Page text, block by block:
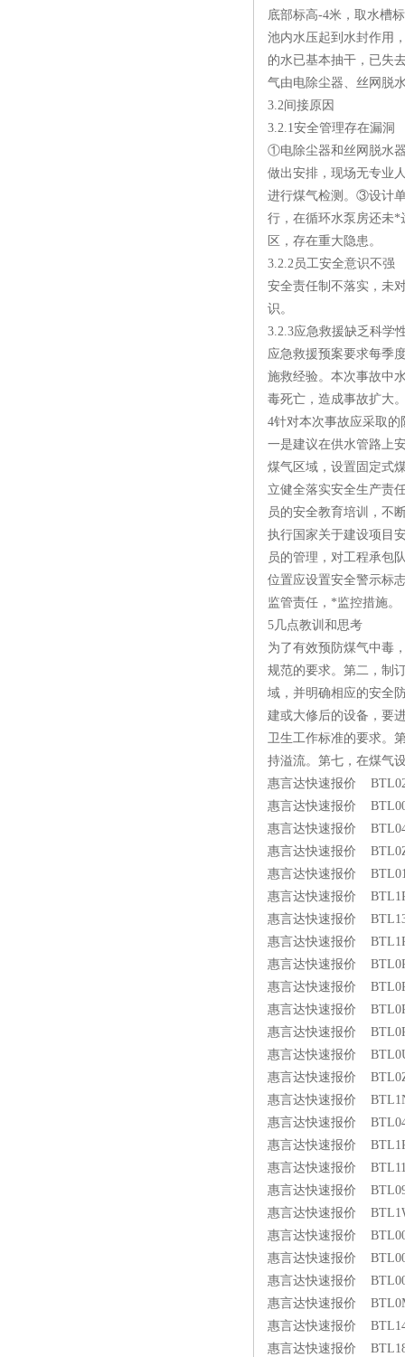
底部标高-4米，取水槽
池内水压起到水封作用
的水已基本抽干，已失
气由电除尘器、丝网脱
3.2间接原因
3.2.1安全管理存在漏洞
①电除尘器和丝网脱水
做出安排，现场无专业
进行煤气检测。③设计
行，在循环水泵房还未*
区，存在重大隐患。
3.2.2员工安全意识不强
安全责任制不落实，未
识。
3.2.3应急救援缺乏科学
应急救援预案要求每季
施救经验。本次事故中
毒死亡，造成事故扩大
4针对本次事故应采取的
一是建议在供水管路上
煤气区域，设置固定式
立健全落实安全生产责
员的安全教育培训，不
执行国家关于建设项目
员的管理，对工程承包
位置应设置安全警示标
监管责任，*监控措施。
5几点教训和思考
为了有效预防煤气中毒
规范的要求。第二，制
域，并明确相应的安全
建或大修后的设备，要
卫生工作标准的要求。
持溢流。第七，在煤气
惠言达快速报价
惠言达快速报价
惠言达快速报价
惠言达快速报价
惠言达快速报价
惠言达快速报价
惠言达快速报价
惠言达快速报价
惠言达快速报价
惠言达快速报价
惠言达快速报价
惠言达快速报价
惠言达快速报价
惠言达快速报价
惠言达快速报价
惠言达快速报价
惠言达快速报价
惠言达快速报价
惠言达快速报价
惠言达快速报价
惠言达快速报价
惠言达快速报价
惠言达快速报价
惠言达快速报价
惠言达快速报价
惠言达快速报价